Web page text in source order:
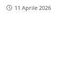
11 Aprile 2026